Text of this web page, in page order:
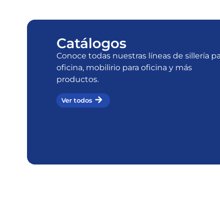
Catálogos
Conoce todas nuestras líneas de sillería
oficina, mobilirio para oficina y más
productos.
Ver todos